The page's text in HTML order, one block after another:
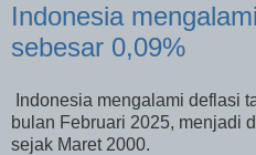
Indonesia
sebesar 0,09%
Indonesia mengalami deflasi
bulan Februari 2025, menjadi
sejak Maret 2000.